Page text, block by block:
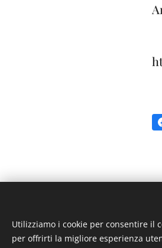
Utilizziamo i cookie per consentire il
per offrirti la migliore esperienza